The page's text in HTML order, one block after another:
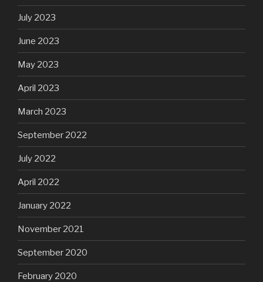
July 2023
June 2023
May 2023
April 2023
March 2023
September 2022
July 2022
April 2022
January 2022
November 2021
September 2020
February 2020